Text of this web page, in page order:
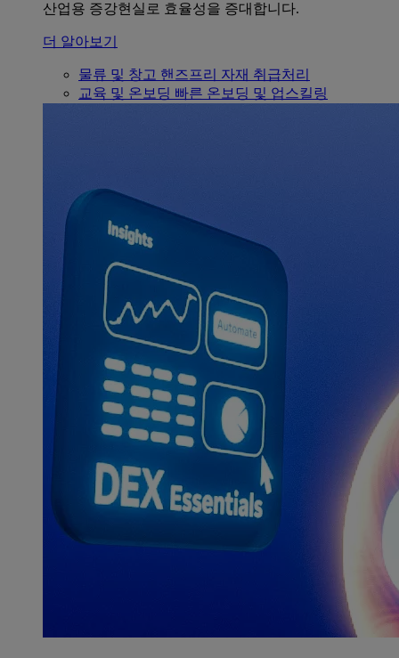
산업용 증강현실로 효율성을 증대합니다.
더 알아보기
물류 및 창고 핸즈프리 자재 취급처리
교육 및 온보딩 빠른 온보딩 및 업스킬링